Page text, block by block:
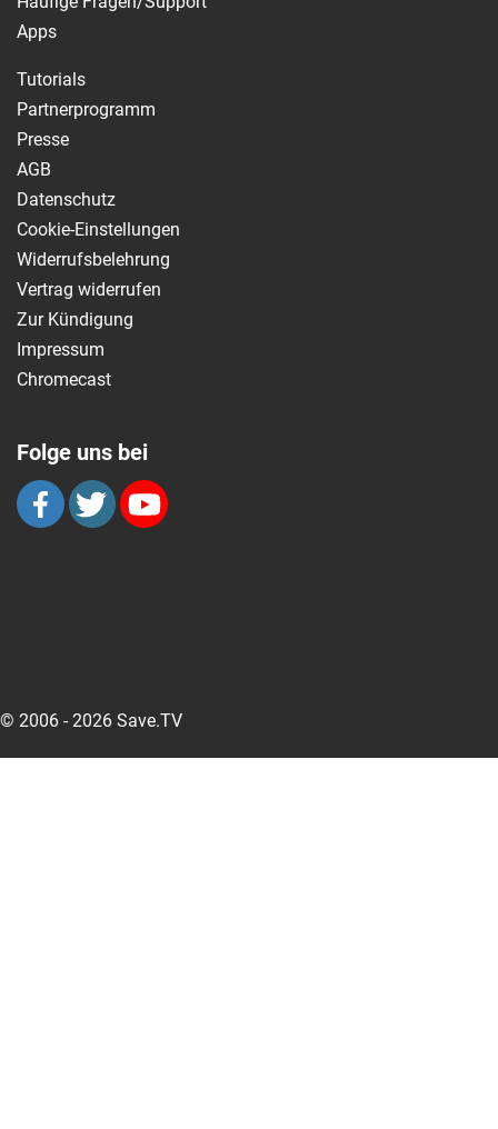
Apps
Tutorials
Partnerprogramm
Presse
AGB
Datenschutz
Cookie-Einstellungen
Widerrufsbelehrung
Vertrag widerrufen
Zur Kündigung
Impressum
Chromecast
Folge uns bei
© 2006 - 2026 Save.TV